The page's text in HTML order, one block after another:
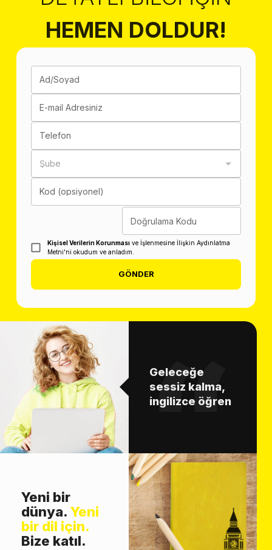
HEMEN DOLDUR!
Ad/Soyad
E-mail Adresiniz
Telefon
Şube
Kod (opsiyonel)
Doğrulama Kodu
Kişisel Verilerin Korunması ve İşlenmesine İlişkin Aydınlatma
Metni'ni okudum ve anladım.
GÖNDER
Geleceğe
sessiz kalma,
ingilizce öğren
Yeni bir
dünya. Yeni
bir dil için.
Bize katıl.